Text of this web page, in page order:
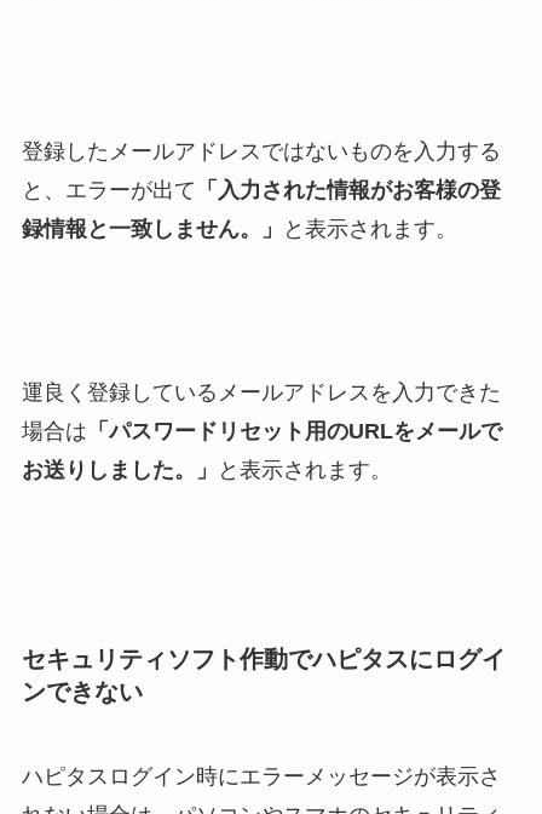
登録したメールアドレスではないものを入力する
と、エラーが出て 「入力された情報がお客様の登
録情報と一致しません。」
と表示されます。
運良く登録しているメールアドレスを入力できた
場合は 「パスワードリセット用のURLをメールで
お送りしました。」
と表示されます。
セキュリティソフト作動でハピタスにログイ
ンできない
ハピタスログイン時にエラーメッセージが表示さ